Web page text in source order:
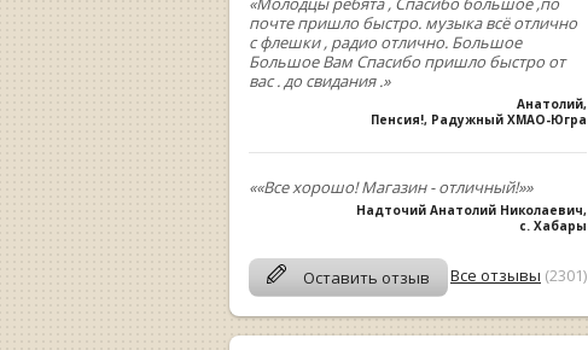
почте пришло быстро. музыка всё отлично
с флешки , радио отлично. Большое
Большое Вам Спасибо пришло быстро от
вас . до свидания .»
Анатолий,
Пенсия!, Радужный ХМАО-Югра
««Все хорошо! Магазин - отличный!»»
Надточий Анатолий Николаевич,
с. Хабары
Оставить отзыв Все отзывы (2301)